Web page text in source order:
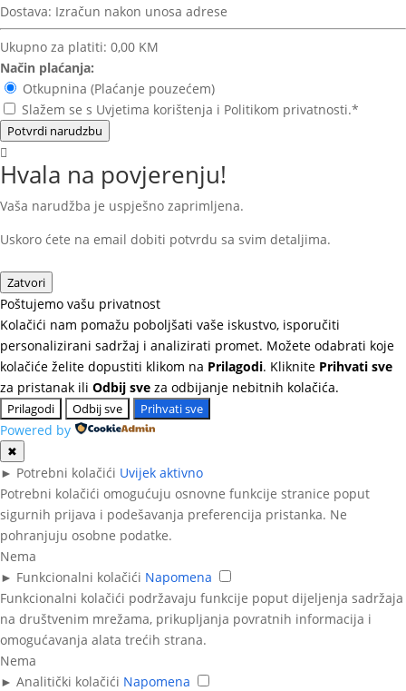
Dostava: Izračun nakon unosa adrese
Ukupno za platiti: 0,00 KM
Način plaćanja:
Otkupnina (Plaćanje pouzećem)
Slažem se s Uvjetima korištenja i Politikom privatnosti.*
Potvrdi narudzbu
Hvala na povjerenju!
Vaša narudžba je uspješno zaprimljena.
Uskoro ćete na email dobiti potvrdu sa svim detaljima.
Zatvori
Poštujemo vašu privatnost
Kolačići nam pomažu poboljšati vaše iskustvo, isporučiti
personalizirani sadržaj i analizirati promet. Možete odabrati koje
kolačiće želite dopustiti klikom na Prilagodi. Kliknite Prihvati sve
za pristanak ili Odbij sve za odbijanje nebitnih kolačića.
Prilagodi Odbij sve Prihvati sve
Powered by
✖
► Potrebni kolačići Uvijek aktivno
Potrebni kolačići omogućuju osnovne funkcije stranice poput
sigurnih prijava i podešavanja preferencija pristanka. Ne
pohranjuju osobne podatke.
Nema
► Funkcionalni kolačići Napomena
Funkcionalni kolačići podržavaju funkcije poput dijeljenja sadržaja
na društvenim mrežama, prikupljanja povratnih informacija i
omogućavanja alata trećih strana.
Nema
► Analitički kolačići Napomena